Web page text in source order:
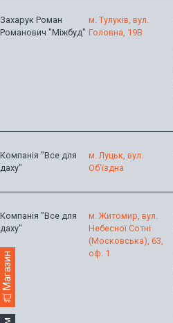
Магазин
Захарук Роман
Романович "Міжбуд"
м. Тулуків, вул.
Головна, 19В
Компанія "Все для
даху"
м. Луцьк, вул.
Об'їздна
Компанія "Все для
даху"
м. Житомир, вул.
Небесної Сотні
(Московська), 63,
оф. 1